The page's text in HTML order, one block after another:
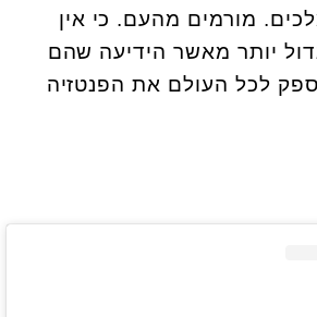
מורמים מהעם. כי אין
יותר מאשר הידיעה שהם
לכל העולם את הפנטזיה